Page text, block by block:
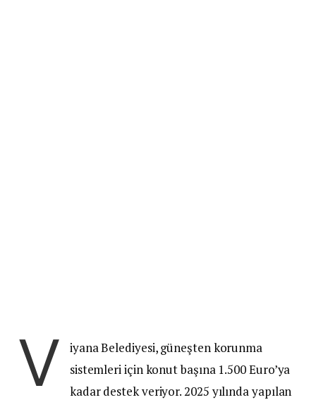
V
iyana Belediyesi, güneşten korunma
sistemleri için konut başına 1.500 Euro’ya
kadar destek veriyor. 2025 yılında yapılan